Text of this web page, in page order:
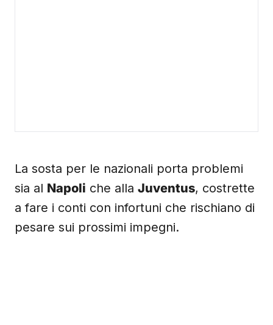
La sosta per le nazionali porta problemi
sia al Napoli che alla Juventus, costrette
a fare i conti con infortuni che rischiano di
pesare sui prossimi impegni.